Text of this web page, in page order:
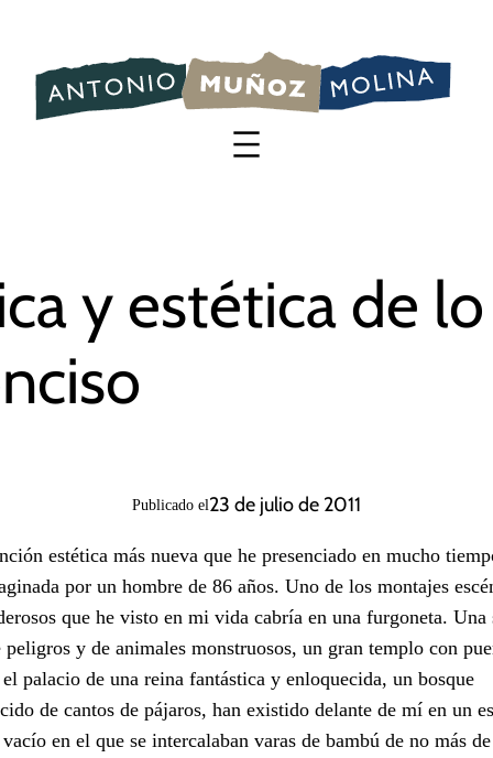
contenido
y estética de lo
Publicado el23 de julio de 2011
estética más nueva que he presenciado en mucho
por un hombre de 86 años. Uno de los montajes
que he visto en mi vida cabría en una furgoneta. Una
peligros y de animales monstruosos, un gran templo con
palacio de una reina fantástica y enloquecida, un bosque
de cantos de pájaros, han existido delante de mí en un
en el que se intercalaban varas de bambú de no más